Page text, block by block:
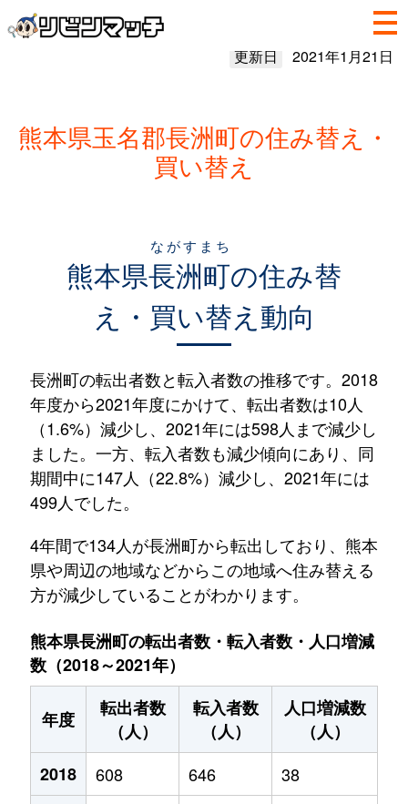
更新日 2021年1月21日
熊本県玉名郡長洲町の住み替え・
買い替え
熊本県長洲町
ながすまち
の住み替
え・買い替え動向
長洲町の転出者数と転入者数の推移です。2018
年度から2021年度にかけて、転出者数は10人
（1.6%）減少し、2021年には598人まで減少し
ました。一方、転入者数も減少傾向にあり、同
期間中に147人（22.8%）減少し、2021年には
499人でした。
4年間で134人が長洲町から転出しており、熊本
県や周辺の地域などからこの地域へ住み替える
方が減少していることがわかります。
熊本県長洲町の転出者数・転入者数・人口増減
数（2018～2021年）
年度
転出者数
（人）
転入者数
（人）
人口増減数
（人）
2018
608 646
38